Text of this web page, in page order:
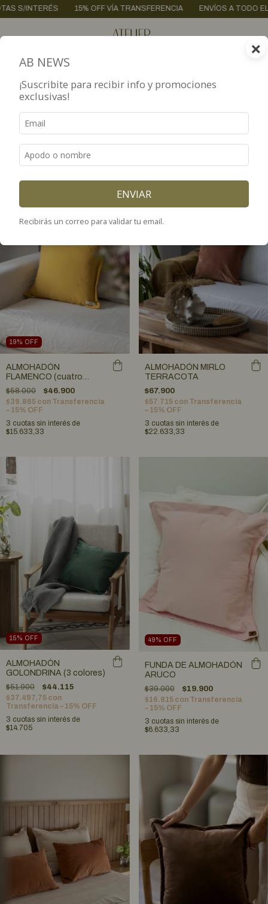
TRANSFERENCIA ENVÍOS A TODO EL PAÍS / CABA GRATIS +
Inicio HOME DECO PARA EL LIVING ALMOHADONES
ALMOHADONES
Almohadones en pana, tussor y lana para sumar comodidad y
color a sofás, sillones o sillas, y completar la deco del living.
19% OFF
ALMOHADÓN
FLAMENCO (cuatro
colores)
$58.000
$46.900
$39.865 con Transferencia
– 15% OFF
3 cuotas sin interés de
$15.633,33
ALMOHADÓN MIRLO
TERRACOTA
$67.900
$57.715 con Transferencia
– 15% OFF
3 cuotas sin interés de
$22.633,33
15% OFF
ALMOHADÓN
GOLONDRINA (3 colores)
$51.900
$44.115
$37.497,75 con
Transferencia – 15% OFF
3 cuotas sin interés de
$14.705
49% OFF
FUNDA DE ALMOHADÓN
ARUCO
$39.000
$19.900
$16.915 con Transferencia
– 15% OFF
3 cuotas sin interés de
$6.633,33
×
AB NEWS
¡Suscribite para recibir info y promociones
exclusivas!
ENVIAR
Recibirás un correo para validar tu email.